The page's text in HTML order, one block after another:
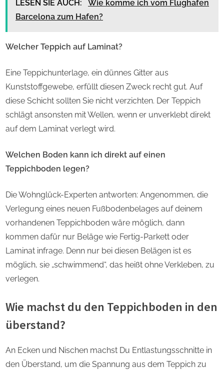
LESEN SIE AUCH:
Wie komme ich vom Flughafen
Barcelona zum Hafen?
Welcher Teppich auf Laminat?
Eine Teppichunterlage, ein dünnes Gitter aus
Kunststoffgewebe, erfüllt diesen Zweck recht gut. Auf
diese Schicht sollten Sie nicht verzichten. Der Teppich
schlägt ansonsten mit Wellen, wenn er unverklebt direkt
auf dem Laminat verlegt wird.
Welchen Boden kann ich direkt auf einen
Teppichboden legen?
Die Wohnglück-Experten antworten: Angenommen, die
Verlegung eines neuen Fußbodenbelages auf deinem
vorhandenen Teppichboden wäre möglich, dann
kommen dafür nur Beläge wie Fertig-Parkett oder
Laminat infrage. Denn nur bei diesen Belägen ist es
möglich, sie „schwimmend“, das heißt ohne Verkleben, zu
verlegen.
Wie machst du den Teppichboden in den
überstand?
An Ecken und Nischen machst Du Entlastungsschnitte in
den Überstand, um die Spannung aus dem Teppich zu